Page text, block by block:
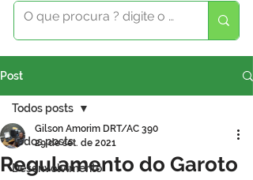
Post
Todos posts
Desenvolvimento
Todos posts
Regulamento do Garoto
Gilson Amorim DRT/AC 390
29 de set. de 2021